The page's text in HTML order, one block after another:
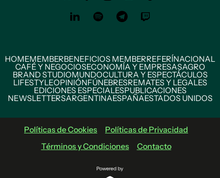
HOMEMEMBERBENEFICIOS MEMBERREFERÍNACIONAL
CAFÉ Y NEGOCIOSECONOMÍA Y EMPRESASAGRO
BRAND STUDIOMUNDOCULTURA Y ESPECTÁCULOS
LIFESTYLEOPINIÓNFÚNEBRESREMATES Y LEGALES
EDICIONES ESPECIALESPUBLICACIONES
NEWSLETTERSARGENTINAESPAÑAESTADOS UNIDOS
Políticas de Cookies
Políticas de Privacidad
Términos y Condiciones
Contacto